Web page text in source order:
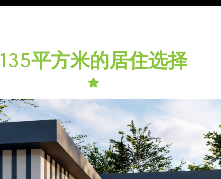
135平方米的居住选择